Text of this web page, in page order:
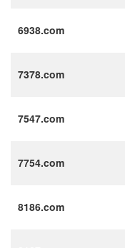
6938.com
7378.com
7547.com
7754.com
8186.com